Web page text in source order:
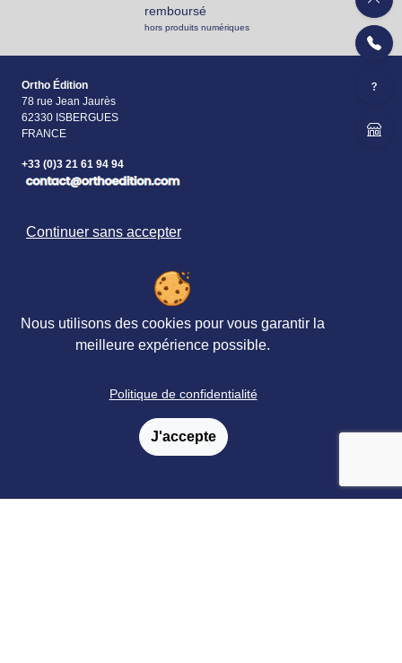
remboursé
hors produits numériques
Ortho Édition
78 rue Jean Jaurès
62330 ISBERGUES
FRANCE
+33 (0)3 21 61 94 94
Accueil
&Petites
annonces
Formations
Catalogue & bon de commande
Continuer sans accepter
Nous utilisons des cookies pour vous garantir la
meilleure expérience possible.
Politique de confidentialité
J'accepte